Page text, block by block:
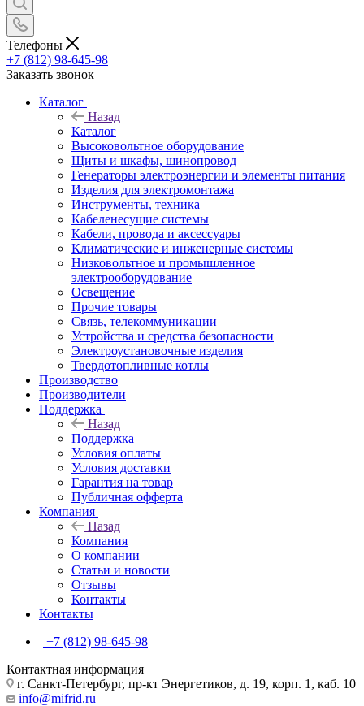
Телефоны
+7 (812) 98-645-98
Заказать звонок
Каталог
Назад
Каталог
Высоковольтное оборудование
Щиты и шкафы, шинопровод
Генераторы электроэнергии и элементы питания
Изделия для электромонтажа
Инструменты, техника
Кабеленесущие системы
Кабели, провода и аксессуары
Климатические и инженерные системы
Низковольтное и промышленное
электрооборудование
Освещение
Прочие товары
Связь, телекоммуникации
Устройства и средства безопасности
Электроустановочные изделия
Твердотопливные котлы
Производство
Производители
Поддержка
Назад
Поддержка
Условия оплаты
Условия доставки
Гарантия на товар
Публичная офферта
Компания
Назад
Компания
О компании
Статьи и новости
Отзывы
Контакты
Контакты
+7 (812) 98-645-98
Контактная информация
г. Санкт-Петербург, пр-кт Энергетиков, д. 19, корп. 1, каб. 10
info@mifrid.ru